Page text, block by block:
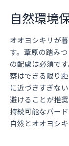
自然環境
オオヨシキリが
す。葦原の踏み
の配慮は必須で
察はできる限り
に近づきすぎな
避けることが推
持続可能なバー
自然とオオヨシ